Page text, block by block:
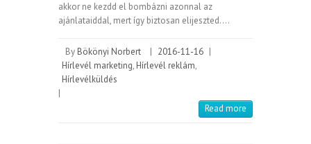
akkor ne kezdd el bombázni azonnal az
ajánlataiddal, mert így biztosan elijeszted.…
By Bökönyi Norbert | 2016-11-16 |
Hírlevél marketing, Hírlevél reklám,
Hírlevélküldés
|
Read more